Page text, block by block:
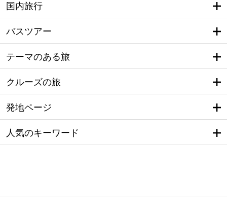
国内旅行
バスツアー
テーマのある旅
クルーズの旅
発地ページ
人気のキーワード